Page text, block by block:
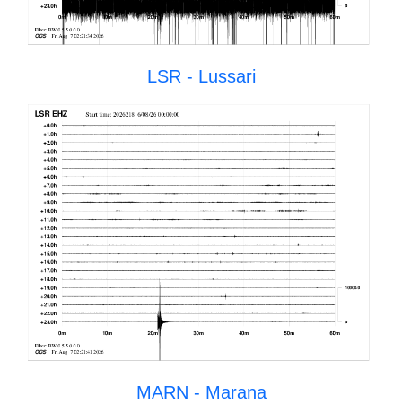
LSR - Lussari
MARN - Marana